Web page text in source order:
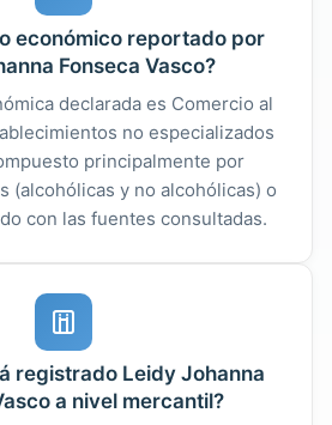
económico reportado por
Fonseca Vasco?
declarada es Comercio al
no especializados
principalmente por
(alcohólicas y no alcohólicas) o
con las fuentes consultadas.
registrado Leidy Johanna
a nivel mercantil?